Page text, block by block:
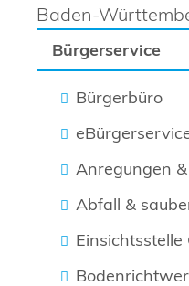
Bürgerservice
Bürgerbüro
Anregungen
Abfall &
Einsichtsstelle
Baden-